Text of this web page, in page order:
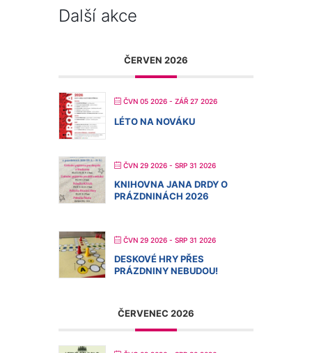
Další akce
ČERVEN 2026
ČVN 05 2026 - ZÁŘ 27 2026
LÉTO NA NOVÁKU
ČVN 29 2026 - SRP 31 2026
KNIHOVNA JANA DRDY O
PRÁZDNINÁCH 2026
ČVN 29 2026 - SRP 31 2026
DESKOVÉ HRY PŘES
PRÁZDNINY NEBUDOU!
ČERVENEC 2026